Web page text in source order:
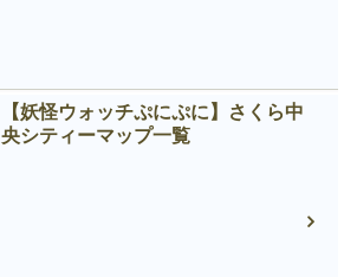
【妖怪ウォッチぷにぷに】さくら中
央シティーマップ一覧